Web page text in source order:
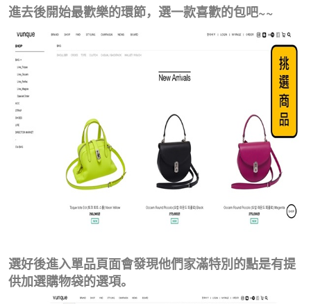
進去後開始最歡樂的環節，選一款喜歡的包吧~~
選好後進入單品頁面會發現他們家滿特別的點是有提
供加選購物袋的選項。